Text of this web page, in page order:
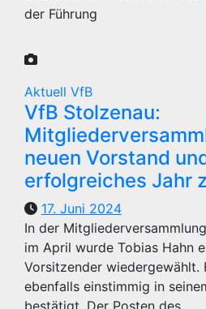
der Führung
Aktuell VfB
VfB Stolzenau:
neuen Vorstand
erfolgreiches Jahr
17. Juni 2024
In der
im April wurde Tobias Hahn
Vorsitzender wiedergewählt.
ebenfalls einstimmig in
bestätigt. Der Posten des